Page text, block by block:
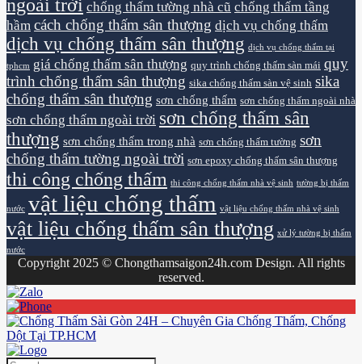
ngoài trời chống thấm tường nhà cũ chống thấm tầng
hầm cách chống thấm sân thượng dịch vụ chống thấm
dịch vụ chống thấm sân thượng dịch vụ chống thấm tại
tphcm giá chống thấm sân thượng quy trình chống thấm sàn mái quy
trình chống thấm sân thượng sika chống thấm sàn vệ sinh sika
chống thấm sân thượng sơn chống thấm sơn chống thấm ngoài nhà
sơn chống thấm ngoài trời sơn chống thấm sân
thượng sơn chống thấm trong nhà sơn chống thấm tường sơn
chống thấm tường ngoài trời sơn epoxy chống thấm sân thượng
thi công chống thấm thi công chống thấm nhà vệ sinh tường bị thấm
nước vật liệu chống thấm vật liệu chống thấm nhà vệ sinh
vật liệu chống thấm sân thượng xử lý tường bị thấm
nước
Copyright 2025 © Chongthamsaigon24h.com Design. All rights
reserved.